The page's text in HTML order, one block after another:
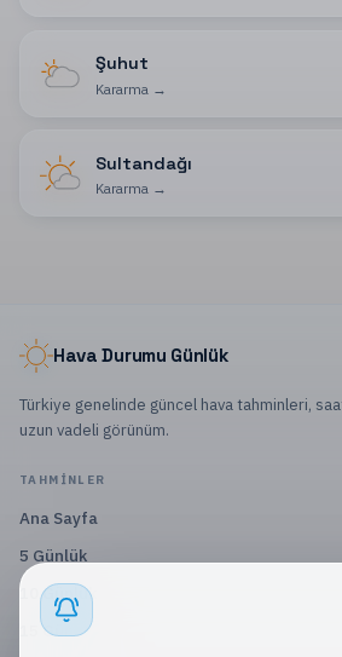
Şuhut
Kararma →
Sultandağı
Kararma→
Hava Durumu Günlük
Türkiye genelinde güncel hava tahminleri,
uzun vadeli görünüm.
TAHMINLER
Ana Sayfa
5 Günlük
10 Günlük
15 Günlük